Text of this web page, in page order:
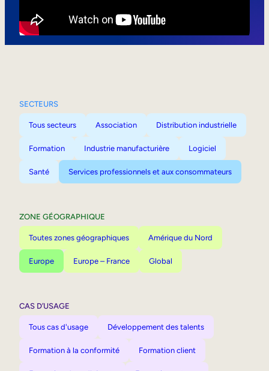
SECTEURS
Tous secteurs Association Distribution industrielle
Formation Industrie manufacturière Logiciel
Santé Services professionnels et aux consommateurs
ZONE GÉOGRAPHIQUE
Toutes zones géographiques Amérique du Nord
Europe Europe – France Global
CAS D’USAGE
Tous cas d'usage Développement des talents
Formation à la conformité Formation client